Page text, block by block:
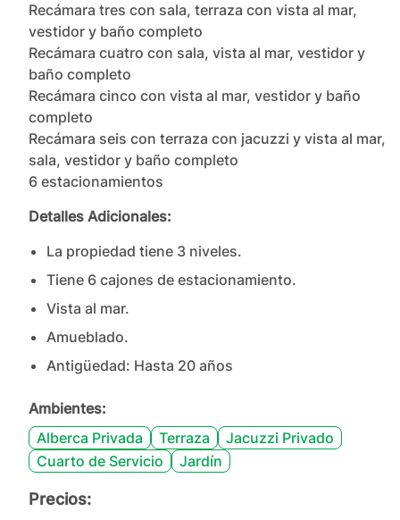
Recámara tres con sala, terraza con vista al mar,
vestidor y baño completo
Recámara cuatro con sala, vista al mar, vestidor y
baño completo
Recámara cinco con vista al mar, vestidor y baño
completo
Recámara seis con terraza con jacuzzi y vista al mar,
sala, vestidor y baño completo
6 estacionamientos
Detalles Adicionales:
La propiedad tiene 3 niveles.
Tiene 6 cajones de estacionamiento.
Vista al mar.
Amueblado.
Antigüedad: Hasta 20 años
Ambientes:
Alberca Privada
Terraza
Jacuzzi Privado
Cuarto de Servicio
Jardín
Precios: